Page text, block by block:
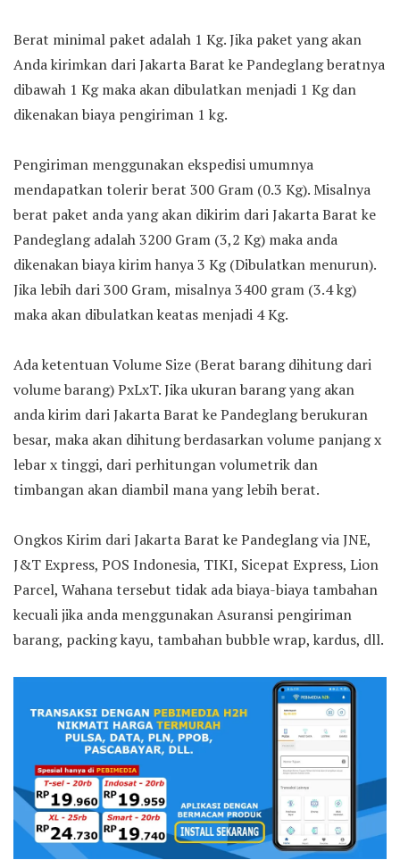
Berat minimal paket adalah 1 Kg. Jika paket yang akan
Anda kirimkan dari Jakarta Barat ke Pandeglang beratnya
dibawah 1 Kg maka akan dibulatkan menjadi 1 Kg dan
dikenakan biaya pengiriman 1 kg.
Pengiriman menggunakan ekspedisi umumnya
mendapatkan tolerir berat 300 Gram (0.3 Kg). Misalnya
berat paket anda yang akan dikirim dari Jakarta Barat ke
Pandeglang adalah 3200 Gram (3,2 Kg) maka anda
dikenakan biaya kirim hanya 3 Kg (Dibulatkan menurun).
Jika lebih dari 300 Gram, misalnya 3400 gram (3.4 kg)
maka akan dibulatkan keatas menjadi 4 Kg.
Ada ketentuan Volume Size (Berat barang dihitung dari
volume barang) PxLxT. Jika ukuran barang yang akan
anda kirim dari Jakarta Barat ke Pandeglang berukuran
besar, maka akan dihitung berdasarkan volume panjang x
lebar x tinggi, dari perhitungan volumetrik dan
timbangan akan diambil mana yang lebih berat.
Ongkos Kirim dari Jakarta Barat ke Pandeglang via JNE,
J&T Express, POS Indonesia, TIKI, Sicepat Express, Lion
Parcel, Wahana tersebut tidak ada biaya-biaya tambahan
kecuali jika anda menggunakan Asuransi pengiriman
barang, packing kayu, tambahan bubble wrap, kardus, dll.